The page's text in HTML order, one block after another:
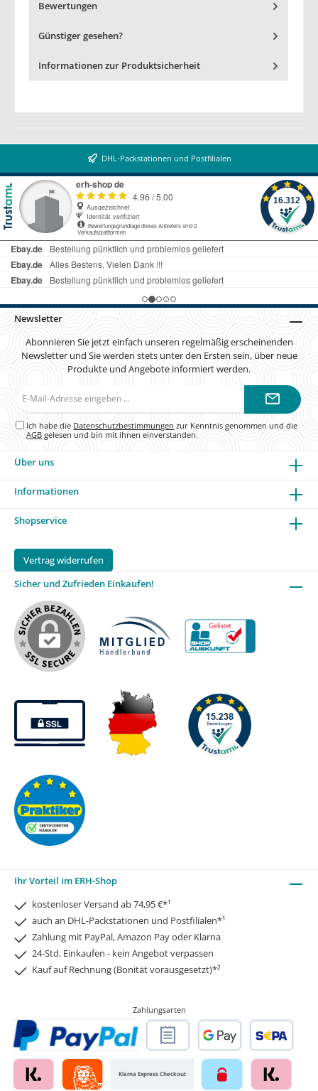
Bewertungen
Günstiger gesehen?
Informationen zur Produktsicherheit
DHL-Packstationen und Postfilialen
Newsletter
Abonnieren Sie jetzt einfach unseren regelmäßig erscheinenden
Newsletter und Sie werden stets unter den Ersten sein, über neue
Produkte und Angebote informiert werden.
Ich habe die Datenschutzbestimmungen zur Kenntnis genommen und die
AGB gelesen und bin mit ihnen einverstanden.
Über uns
Informationen
Shopservice
Vertrag widerrufen
Sicher und Zufrieden Einkaufen!
Ihr Vorteil im ERH-Shop
kostenloser Versand ab 74,95 €*¹
auch an DHL-Packstationen und Postfilialen*¹
Zahlung mit PayPal, Amazon Pay oder Klarna
24-Std. Einkaufen - kein Angebot verpassen
Kauf auf Rechnung (Bonität vorausgesetzt)*²
Zahlungsarten
Klarna Express Checkout